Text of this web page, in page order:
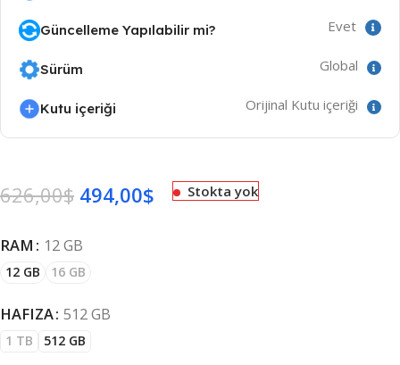
Güncelleme Yapılabilir mi? Evet
Sürüm Global
Kutu içeriği Orijinal Kutu içeriği
626,00$ 494,00$ Stokta yok
RAM 12 GB
12 GB 16 GB
HAFIZA 512 GB
1 TB 512 GB